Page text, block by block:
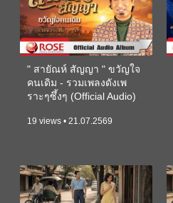
" สายัณห์ สัญญา " ขวัญใจ
คนเดิม - รวมเพลงดังเพ
ราะๆซึ้งๆ (Official Audio)
19 views • 21.07.2569